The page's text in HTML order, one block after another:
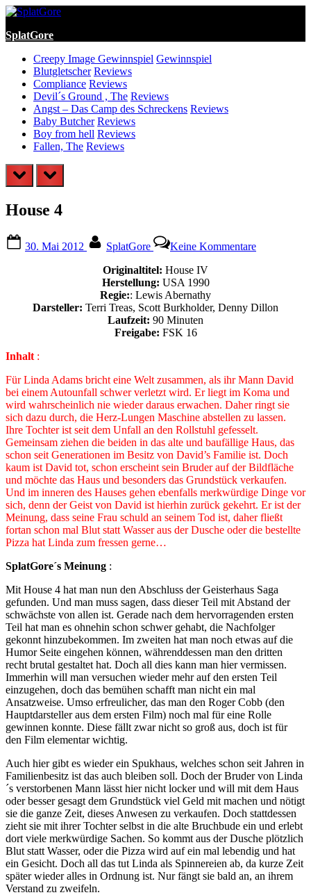
Skip
content
SplatGore
Creepy Image Gewinnspiel Gewinnspiel
Blutgletscher Reviews
Compliance Reviews
Devil´s Ground , The Reviews
Angst – Das Camp des Schreckens Reviews
Baby Butcher Reviews
Boy from hell Reviews
Fallen, The Reviews
prev next
House 4
on
30. Mai 2012 SplatGore Keine KommentareHouse
Originaltitel: House IV
Herstellung: USA 1990
Regie:: Lewis Abernathy
Darsteller: Terri Treas, Scott Burkholder, Denny Dillon
Laufzeit: 90 Minuten
Freigabe: FSK 16
Inhalt :
Für Linda Adams bricht eine Welt zusammen, als ihr Mann David
bei einem Autounfall schwer verletzt wird. Er liegt im Koma und
wird wahrscheinlich nie wieder daraus erwachen. Daher ringt sie
sich dazu durch, die Herz-Lungen Maschine abstellen zu lassen.
Ihre Tochter ist seit dem Unfall an den Rollstuhl gefesselt.
Gemeinsam ziehen die beiden in das alte und baufällige Haus, das
schon seit Generationen im Besitz von David’s Familie ist. Doch
kaum ist David tot, schon erscheint sein Bruder auf der Bildfläche
und möchte das Haus und besonders das Grundstück verkaufen.
Und im inneren des Hauses gehen ebenfalls merkwürdige Dinge vor
sich, denn der Geist von David ist hierhin zurück gekehrt. Er ist der
Meinung, dass seine Frau schuld an seinem Tod ist, daher fließt
fortan schon mal Blut statt Wasser aus der Dusche oder die bestellte
Pizza hat Linda zum fressen gerne…
SplatGore´s Meinung :
Mit House 4 hat man nun den Abschluss der Geisterhaus Saga
gefunden. Und man muss sagen, dass dieser Teil mit Abstand der
schwächste von allen ist. Gerade nach dem hervorragenden ersten
Teil hat man es ohnehin schon schwer gehabt, die Nachfolger
gekonnt hinzubekommen. Im zweiten hat man noch etwas auf die
Humor Seite eingehen können, währenddessen man den dritten
recht brutal gestaltet hat. Doch all dies kann man hier vermissen.
Immerhin will man versuchen wieder mehr auf den ersten Teil
einzugehen, doch das bemühen schafft man nicht ein mal
Ansatzweise. Umso erfreulicher, das man den Roger Cobb (den
Hauptdarsteller aus dem ersten Film) noch mal für eine Rolle
gewinnen konnte. Diese fällt zwar nicht so groß aus, doch ist für
den Film elementar wichtig.
Auch hier gibt es wieder ein Spukhaus, welches schon seit Jahren in
Familienbesitz ist das auch bleiben soll. Doch der Bruder von Linda
´s verstorbenen Mann lässt hier nicht locker und will mit dem Haus
oder besser gesagt dem Grundstück viel Geld mit machen und nötigt
sie die ganze Zeit, dieses Anwesen zu verkaufen. Doch stattdessen
zieht sie mit ihrer Tochter selbst in die alte Bruchbude ein und erlebt
dort viele merkwürdige Sachen. So kommt aus der Dusche plötzlich
Blut statt Wasser, oder die Pizza wird auf ein mal lebendig und hat
ein Gesicht. Doch all das tut Linda als Spinnereien ab, da kurze Zeit
später wieder alles in Ordnung ist. Nur fängt sie bald an, an ihrem
Verstand zu zweifeln.